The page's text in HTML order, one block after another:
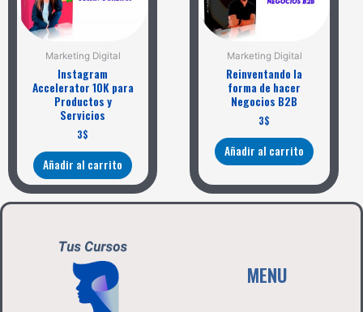
Marketing Digital
Instagram
Accelerator 10K para
Productos y
Servicios
3$
Añadir al carrito
Marketing Digital
Reinventando la
forma de hacer
Negocios B2B
3$
Añadir al carrito
MENU